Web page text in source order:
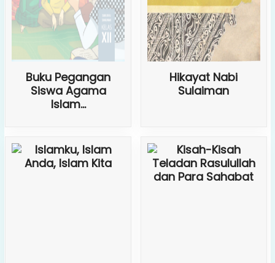
Buku Pegangan
Siswa Agama
Islam...
Hikayat Nabi
Sulaiman